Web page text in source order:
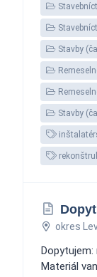
Stavby
Stavby
okres
Dopytujem:
Materiál